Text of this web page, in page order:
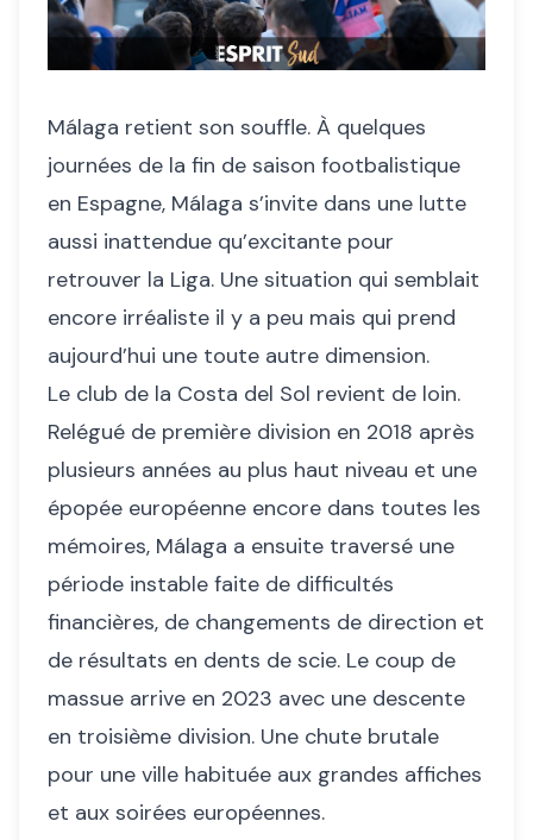
Málaga retient son souffle. À quelques
journées de la fin de saison footbalistique
en Espagne, Málaga s’invite dans une lutte
aussi inattendue qu’excitante pour
retrouver la Liga. Une situation qui semblait
encore irréaliste il y a peu mais qui prend
aujourd’hui une toute autre dimension.
Le club de la Costa del Sol revient de loin.
Relégué de première division en 2018 après
plusieurs années au plus haut niveau et une
épopée européenne encore dans toutes les
mémoires, Málaga a ensuite traversé une
période instable faite de difficultés
financières, de changements de direction et
de résultats en dents de scie. Le coup de
massue arrive en 2023 avec une descente
en troisième division. Une chute brutale
pour une ville habituée aux grandes affiches
et aux soirées européennes.